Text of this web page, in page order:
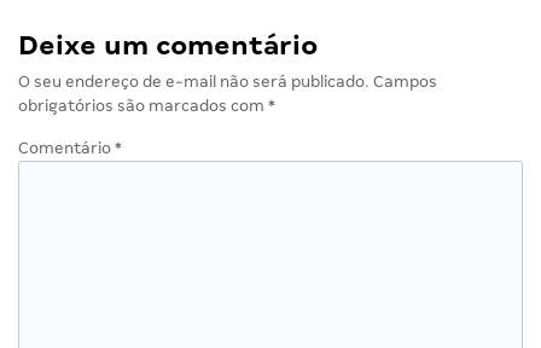
Deixe um comentário
O seu endereço de e-mail não será publicado. Campos
obrigatórios são marcados com *
Comentário *